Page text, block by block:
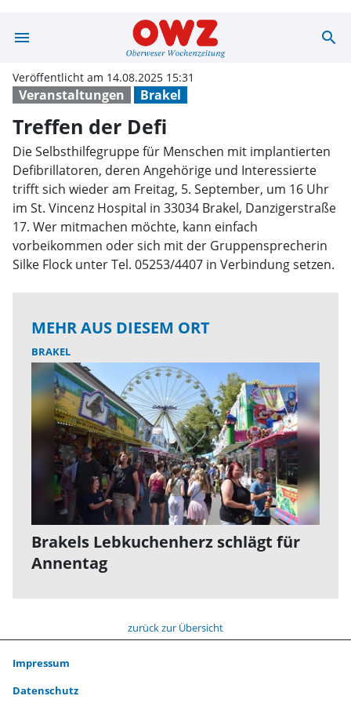
menu Treffen der search
Veranstaltungen Brakel
Veröffentlicht am 14.08.2025 15:31
Treffen der Defi
Die Selbsthilfegruppe für Menschen mit implantierten
Defibrillatoren, deren Angehörige und Interessierte
trifft sich wieder am Freitag, 5. September, um 16 Uhr
im St. Vincenz Hospital in 33034 Brakel, Danzigerstraße
17. Wer mitmachen möchte, kann einfach
vorbeikommen oder sich mit der Gruppensprecherin
Silke Flock unter Tel. 05253/4407 in Verbindung setzen.
MEHR AUS DIESEM ORT
BRAKEL
Brakels Lebkuchenherz schlägt für
Annentag
zurück zur Übersicht
Impressum
Datenschutz